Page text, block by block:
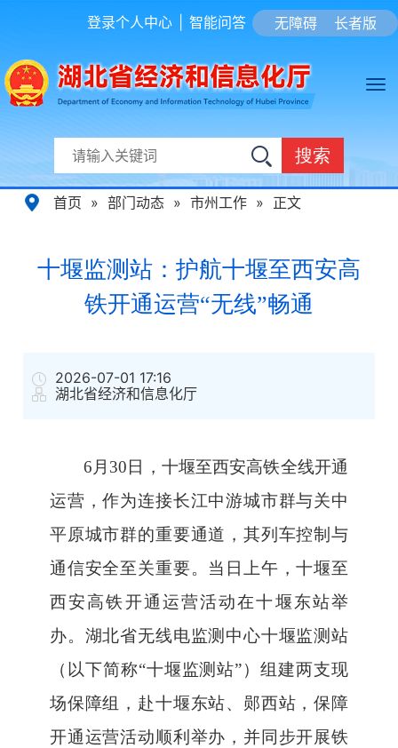
无障碍 长者版
登录个人中心 智能问答
搜索
首页 » 部门动态 » 市州工作 » 正文
十堰监测站：护航十堰至西安高
铁开通运营“无线”畅通
2026-07-01 17:16
湖北省经济和信息化厅
6月 30 日，十堰至西安高铁全线开通
运营 ，作为连接长江中游城市群与关中
平原城市群的重要通道，其列车控制 与
通信安全至关重要。 当日上午，十堰至
西安高铁开通运营活动在十堰东站举
办。 湖北省无线电监测中心十堰监测站
（以下简称“十堰监测站”）组建两支现
场保障组， 赴十堰东站、郧西站 ，保障
开通运营活动顺利举办 ，并同步开展铁